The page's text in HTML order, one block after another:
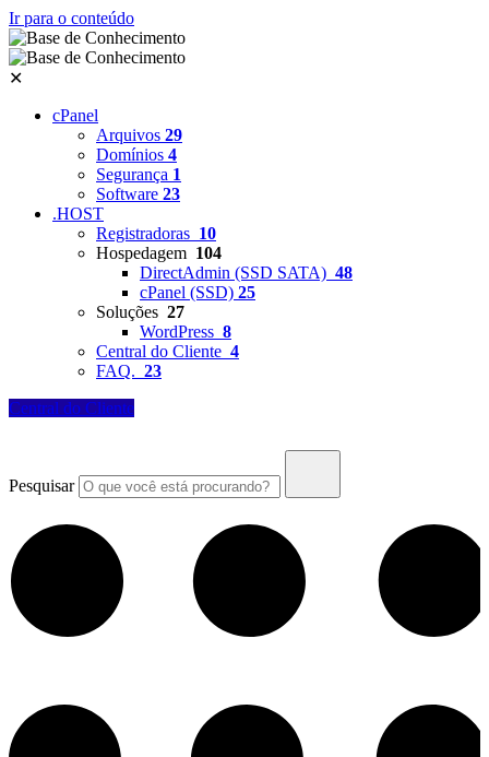
Ir para o conteúdo
✕
cPanel
Arquivos 29
Domínios 4
Segurança 1
Software 23
.HOST
Registradoras 10
Hospedagem 104
DirectAdmin (SSD SATA) 48
cPanel (SSD) 25
Soluções 27
WordPress 8
Central do Cliente 4
FAQ. 23
Central do Cliente
Pesquisar